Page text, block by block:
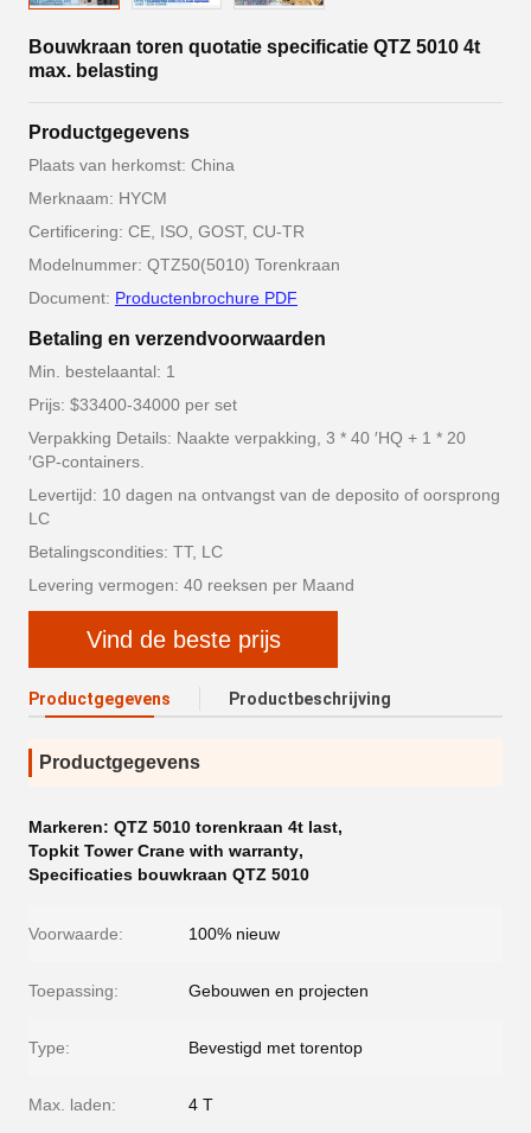
Bouwkraan toren quotatie specificatie QTZ 5010 4t
max. belasting
Productgegevens
Plaats van herkomst: China
Merknaam: HYCM
Certificering: CE, ISO, GOST, CU-TR
Modelnummer: QTZ50(5010) Torenkraan
Document: Productenbrochure PDF
Betaling en verzendvoorwaarden
Min. bestelaantal: 1
Prijs: $33400-34000 per set
Verpakking Details: Naakte verpakking, 3 * 40 ′HQ + 1 * 20
′GP-containers.
Levertijd: 10 dagen na ontvangst van de deposito of oorsprong
LC
Betalingscondities: TT, LC
Levering vermogen: 40 reeksen per Maand
Vind de beste prijs
Productgegevens Productbeschrijving
Productgegevens
Markeren: QTZ 5010 torenkraan 4t last,
Topkit Tower Crane with warranty,
Specificaties bouwkraan QTZ 5010
Voorwaarde: 100% nieuw
Toepassing: Gebouwen en projecten
Type: Bevestigd met torentop
Max. laden: 4 T